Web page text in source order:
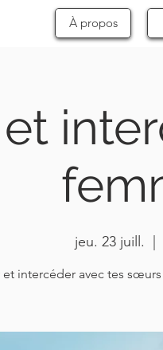
À propos
jeu. 23 juill.
et intercéder avec tes